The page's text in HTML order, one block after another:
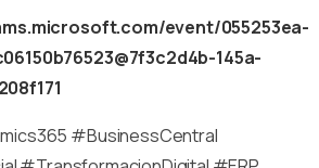
event/055253ea-
145a-
#BusinessCentral